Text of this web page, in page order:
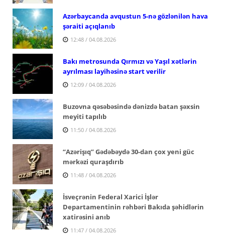
Azərbaycanda avqustun 5-nə gözlənilən hava
şəraiti açıqlanıb
12:48 / 04.08.2026
Bakı metrosunda Qırmızı və Yaşıl xətlərin
ayrılması layihəsinə start verilir
12:09 / 04.08.2026
Buzovna qəsəbəsində dənizdə batan şəxsin
meyiti tapılıb
11:50 / 04.08.2026
“Azərişıq” Gədəbəydə 30-dan çox yeni güc
mərkəzi quraşdırıb
11:48 / 04.08.2026
İsveçrənin Federal Xarici İşlər
Departamentinin rəhbəri Bakıda şəhidlərin
xatirəsini anıb
11:47 / 04.08.2026